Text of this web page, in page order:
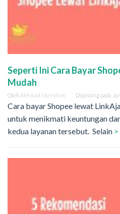
Seperti Ini Cara Bayar
Mudah
Oleh Akhmad Norrahim Diposting pada
Cara bayar Shopee lewat
untuk menikmati keuntungan
kedua layanan tersebut. Selain